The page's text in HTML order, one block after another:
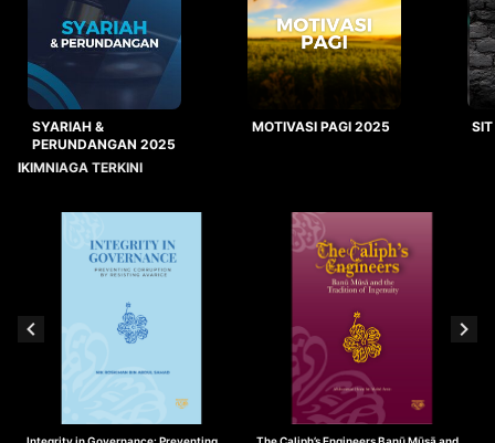
SYARIAH &
PERUNDANGAN 2025
MOTIVASI PAGI 2025
IKIMNIAGA TERKINI